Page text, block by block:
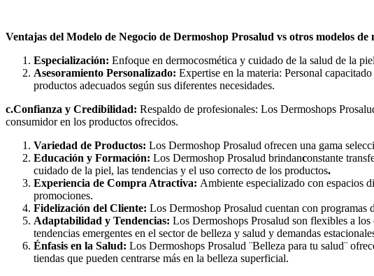
Ventajas del Modelo de Negocio de Dermoshop Prosalud vs otros modelos
Especialización: Enfoque en dermocosmética y cuidado de la salud de la
Asesoramiento Personalizado: Expertise en la materia: Personal
productos adecuados según sus diferentes necesidades.
c.Confianza y Credibilidad: Respaldo de profesionales: Los Dermoshops
consumidor en los productos ofrecidos.
Variedad de Productos: Los Dermoshop Prosalud ofrecen una gama
Educación y Formación: Los Dermoshop Prosalud brindanconstante
cuidado de la piel, las tendencias y el uso correcto de los productos.
Experiencia de Compra Atractiva: Ambiente especializado con espacios
promociones.
Fidelización del Cliente: Los Dermoshop Prosalud cuentan con programas
Adaptabilidad y Tendencias: Los Dermoshops Prosalud son flexibles a los
tendencias emergentes en el sector de belleza y salud y demandas
Énfasis en la Salud: Los Dermoshops Prosalud ¨Belleza para tu salud¨
tiendas que pueden centrarse más en la belleza superficial.